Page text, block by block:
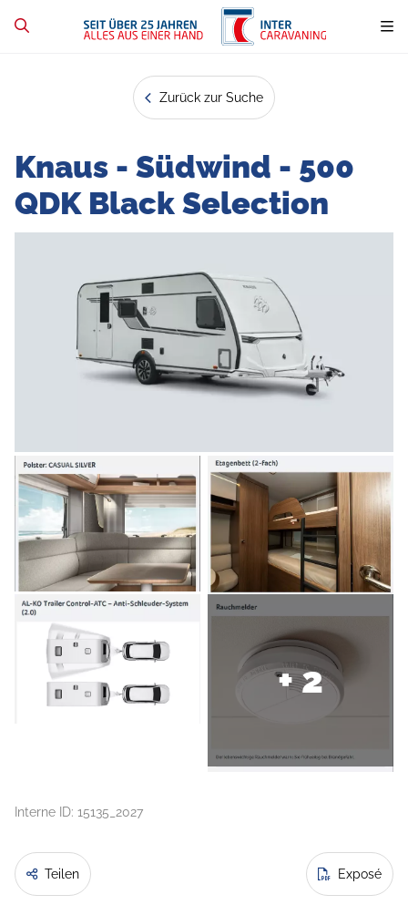
Zurück zur Suche
Knaus - Südwind - 500
QDK Black Selection
+ 2
Interne ID: 15135_2027
Teilen Exposé